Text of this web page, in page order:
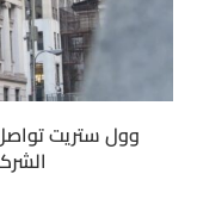
وول ستريت تواصل